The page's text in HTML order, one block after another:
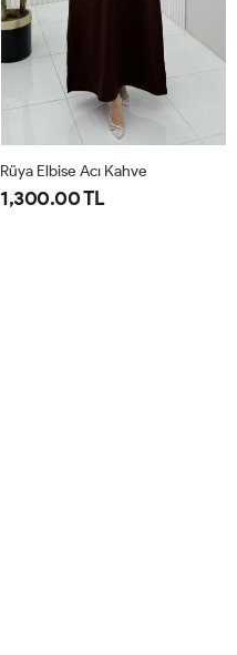
Rüya Elbise Acı Kahve
1,300.00 TL